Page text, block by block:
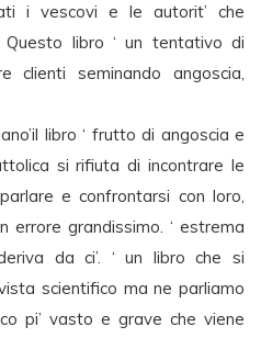
i vescovi e le autorit’ che
Questo libro ‘ un tentativo di
clienti seminando angoscia,
libro ‘ frutto di angoscia e
si rifiuta di incontrare le
e confrontarsi con loro,
errore grandissimo. ‘ estrema
da ci’. ‘ un libro che si
scientifico ma ne parliamo
pi’ vasto e grave che viene